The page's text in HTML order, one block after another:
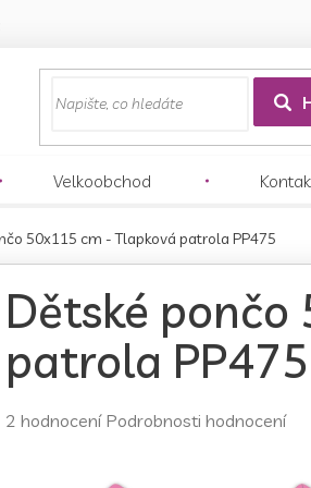
Velkoobchod
50x115 cm - Tlapková patrola PP475
Dětské pončo
patrola PP475
Průměrné
2 hodnocení Podrobnosti hodnocení